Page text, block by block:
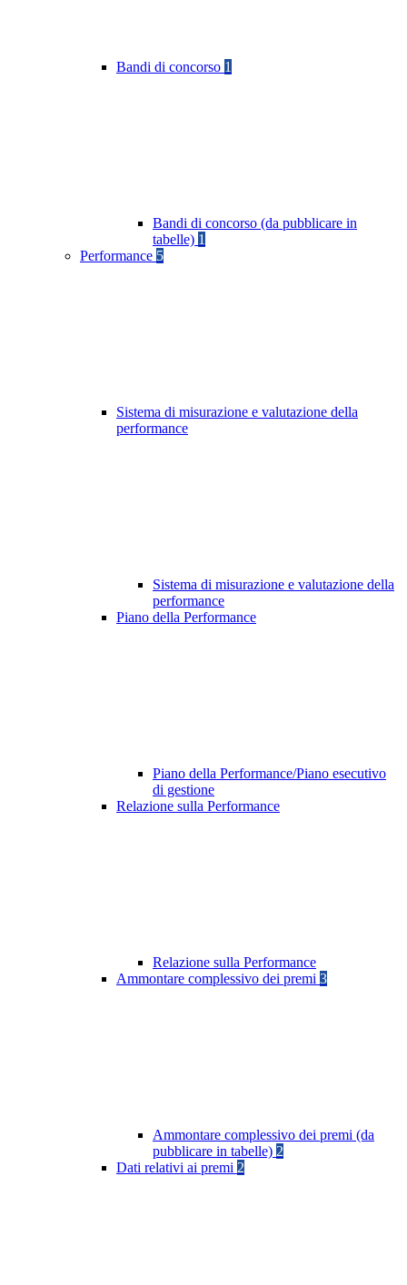
Bandi di concorso 1
Bandi di concorso (da pubblicare in
tabelle) 1
Performance 5
Sistema di misurazione e valutazione della
performance
Sistema di misurazione e valutazione della
performance
Piano della Performance
Piano della Performance/Piano esecutivo
di gestione
Relazione sulla Performance
Relazione sulla Performance
Ammontare complessivo dei premi 3
Ammontare complessivo dei premi (da
pubblicare in tabelle) 2
Dati relativi ai premi 2